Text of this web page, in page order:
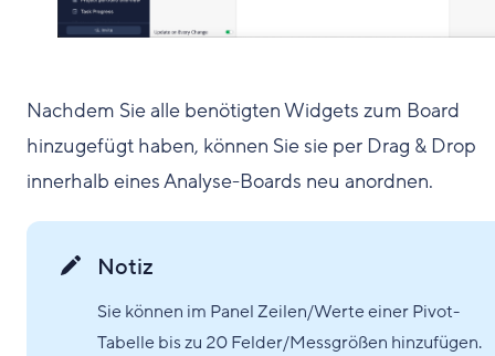
Nachdem Sie alle benötigten Widgets zum Board
hinzugefügt haben, können Sie sie per Drag & Drop
innerhalb eines Analyse-Boards neu anordnen.
Notiz
Sie können im Panel Zeilen/Werte einer Pivot-
Tabelle bis zu 20 Felder/Messgrößen hinzufügen.